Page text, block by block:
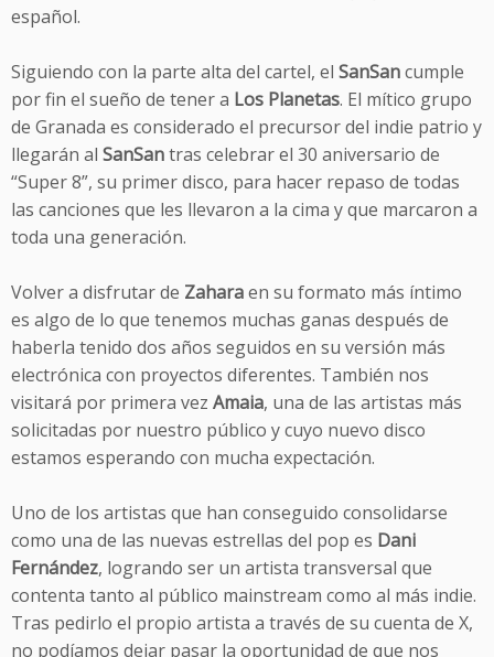
español.
Siguiendo con la parte alta del cartel, el SanSancumple
por fin el sueño de tener a Los Planetas. El mítico grupo
de Granada es considerado el precursor del indie patrio y
llegarán al SanSantras celebrar el 30 aniversario de
“Super 8”, su primer disco, para hacer repaso de todas
las canciones que les llevaron a la cima y que marcaron a
toda una generación.
Volver a disfrutar de Zaharaen su formato más íntimo
es algo de lo que tenemos muchas ganas después de
haberla tenido dos años seguidos en su versión más
electrónica con proyectos diferentes. También nos
visitará por primera vez Amaia, una de las artistas más
solicitadas por nuestro público y cuyo nuevo disco
estamos esperando con mucha expectación.
Uno de los artistas que han conseguido consolidarse
como una de las nuevas estrellas del pop es Dani
Fernández, logrando ser un artista transversal que
contenta tanto al público mainstream como al más indie.
Tras pedirlo el propio artista a través de su cuenta de X,
no podíamos dejar pasar la oportunidad de que nos